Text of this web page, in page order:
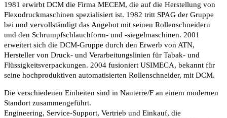
1981 erwirbt DCM die Firma MECEM, die auf die Herstellung von
Flexodruckmaschinen spezialisiert ist. 1982 tritt SPAG der Gruppe
bei und vervollständigt das Angebot mit seinen Rollenschneidern
und den Schrumpfschlauchform- und -siegelmaschinen. 2001
erweitert sich die DCM-Gruppe durch den Erwerb von ATN,
Hersteller von Druck- und Verarbeitungslinien für Tabak- und
Flüssigkeitsverpackungen. 2004 fusioniert USIMECA, bekannt für
seine hochproduktiven automatisierten Rollenschneider, mit DCM.
Die verschiedenen Einheiten sind in Nanterre/F an einem modernen
Standort zusammengeführt.
Engineering, Service-Support, Vertrieb und Einkauf, die